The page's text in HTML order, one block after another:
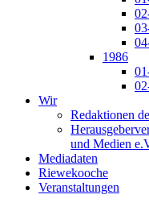
1986
Wir
Redaktionen
und Medien
Mediadaten
Riewekooche
Veranstaltungen